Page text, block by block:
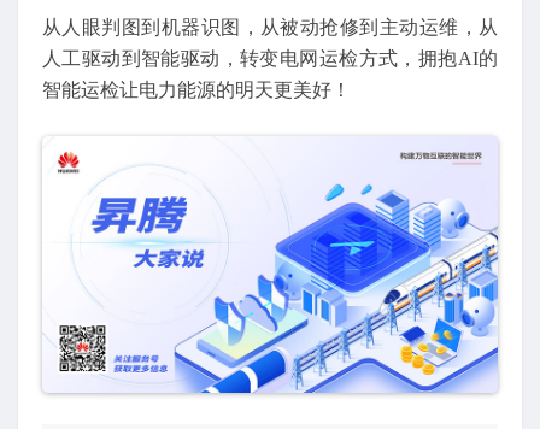
从人眼判图到机器识图，从被动抢修到主动运维，从
人工驱动到智能驱动，转变电网运检方式，拥抱AI的
智能运检让电力能源的明天更美好！